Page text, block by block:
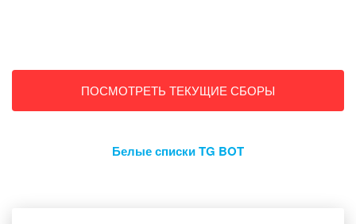
ПОСМОТРЕТЬ ТЕКУЩИЕ СБОРЫ
Белые списки TG BOT